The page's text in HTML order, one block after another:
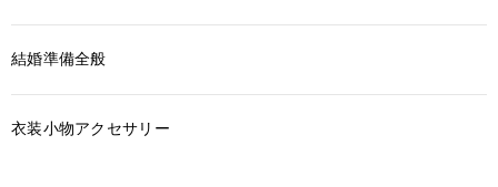
結婚準備全般
衣装小物アクセサリー